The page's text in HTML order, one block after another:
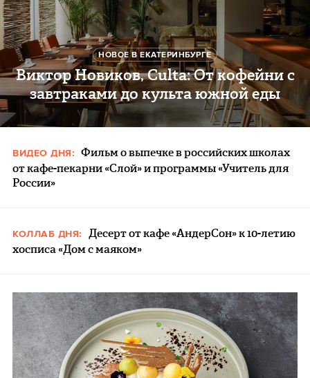
НОВОЕ В ЕКАТЕРИНБУРГЕ
Виктор Новиков, Culta: От кофейни с
завтраками до культа южной еды
ВИДЕО ДНЯ: Фильм о выпечке в российских школах
от кафе-пекарни «Слой» и программы «Учитель для
России»
КОЛЛАБ ДНЯ:
Десерт от кафе «АндерСон» к 10-летию
хосписа «Дом с маяком»